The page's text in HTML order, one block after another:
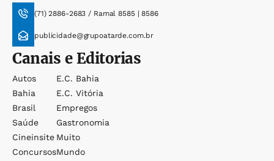
(71) 2886-2683 / Ramal 8585 | 8586
publicidade@grupoatarde.com.br
Canais e Editorias
Autos
Bahia
Brasil
Saúde
Cineinsite
Concursos
E.c. Bahia
E.c. Vitória
Empregos
Gastronomia
Muito
Mundo